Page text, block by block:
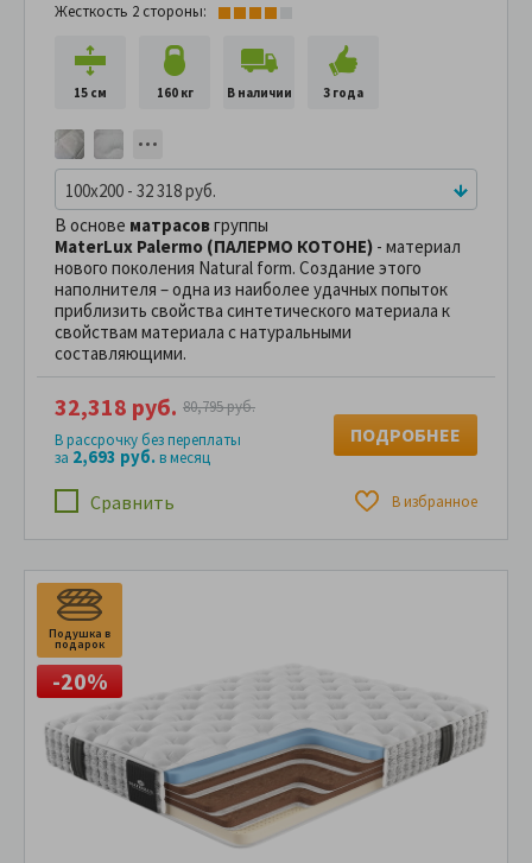
Жесткость 2 стороны:
15 см 160 кг В наличии 3 года
100x200 - 32 318 руб.
В основе матрасовгруппы
MaterLux Palermo (ПАЛЕРМО КОТОНЕ) - материал
нового поколения Natural form. Создание этого
наполнителя – одна из наиболее удачных попыток
приблизить свойства синтетического материала к
свойствам материала с натуральными
составляющими.
Сравнить В избранное
32,318 руб. 80,795 руб.
В рассрочку без переплаты
за 2,693 руб.в месяц
ПОДРОБНЕЕ
Подушка в
подарок
-20%